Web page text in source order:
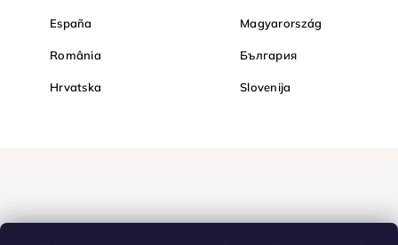
España Magyarország
România България
Hrvatska Slovenija